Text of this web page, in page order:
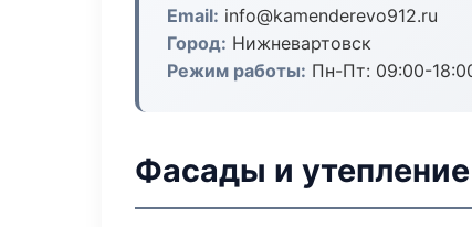
Email: info@kamenderevo912.ru
Город: Нижневартовск
Режим работы: Пн-Пт: 09:00-
Фасады и